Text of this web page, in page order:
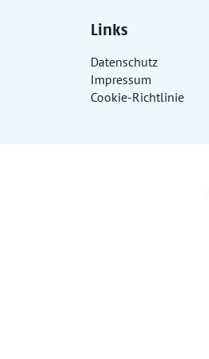
Links
Datenschutz
Impressum
Cookie-Richtlinie